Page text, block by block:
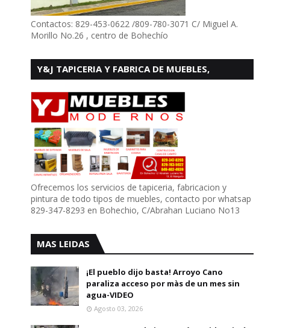
Contactos: 829-453-0622 /809-780-3071 C/ Miguel A.
Morillo No.26 , centro de Bohechío
Y&J TAPICERIA Y FABRICA DE MUEBLES,
Ofrecemos los servicios de tapiceria, fabricacion y
pintura de todo tipos de muebles, contacto por whatsap
829-347-8293 en Bohechio, C/Abrahan Luciano No13
MAS LEIDAS
¡El pueblo dijo basta! Arroyo Cano
paraliza acceso por màs de un mes sin
agua-VIDEO
Agosto 03, 2026